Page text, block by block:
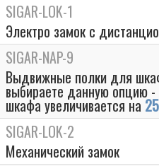
SIGAR-LOK-1
Электро замок с
SIGAR-NAP-9
Выдвижные полки для
выбираете данную опцию
шкафа увеличивается на
SIGAR-LOK-2
Механический замок